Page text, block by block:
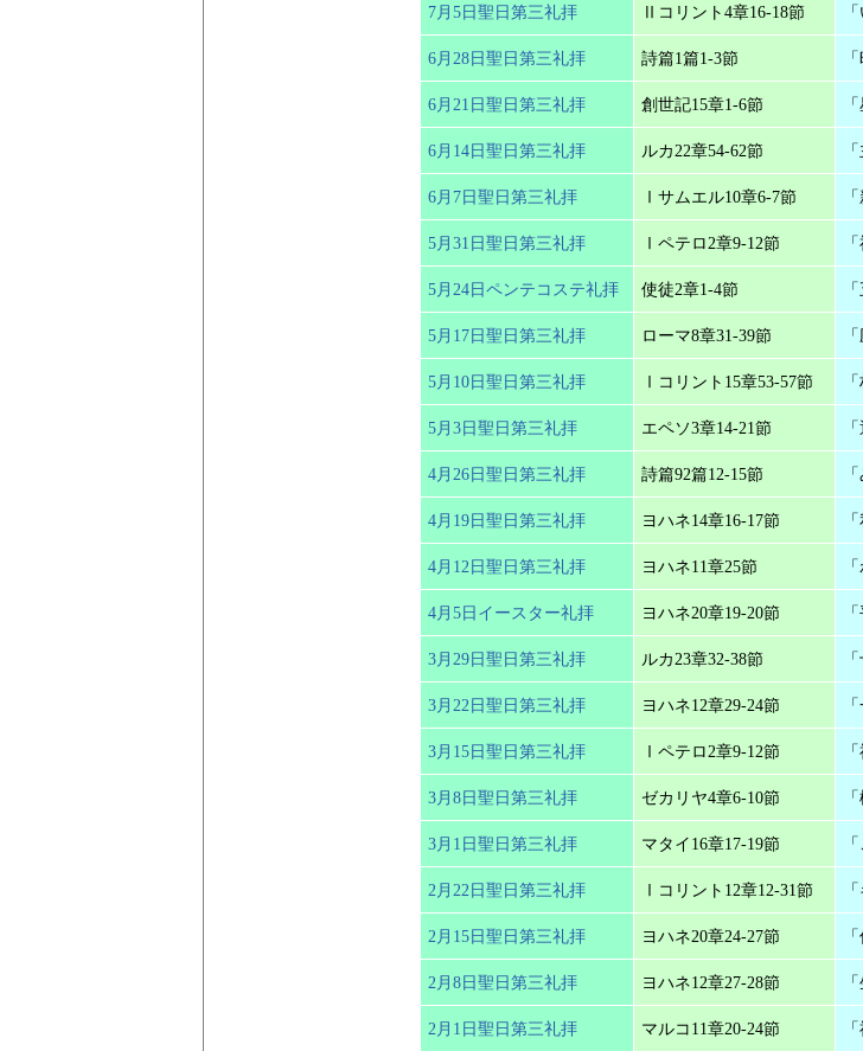
7月5日聖日第三礼拝 Ⅱコリント4章16-18節
6月28日聖日第三礼拝 詩篇1篇1-3節
6月21日聖日第三礼拝 創世記15章1-6節
6月14日聖日第三礼拝 ルカ22章54-62節
6月7日聖日第三礼拝 Ⅰサムエル10章6-7節
5月31日聖日第三礼拝 Ⅰペテロ2章9-12節
5月24日ペンテコステ礼拝 使徒2章1-4節
5月17日聖日第三礼拝 ローマ8章31-39節
5月10日聖日第三礼拝 Ⅰコリント15章53-57節
5月3日聖日第三礼拝 エペソ3章14-21節
4月26日聖日第三礼拝 詩篇92篇12-15節
4月19日聖日第三礼拝 ヨハネ14章16-17節
4月12日聖日第三礼拝 ヨハネ11章25節
4月5日イースター礼拝 ヨハネ20章19-20節
3月29日聖日第三礼拝 ルカ23章32-38節
3月22日聖日第三礼拝 ヨハネ12章29-24節
3月15日聖日第三礼拝 Ⅰペテロ2章9-12節
3月8日聖日第三礼拝 ゼカリヤ4章6-10節
3月1日聖日第三礼拝 マタイ16章17-19節
2月22日聖日第三礼拝 Ⅰコリント12章12-31節
2月15日聖日第三礼拝 ヨハネ20章24-27節
2月8日聖日第三礼拝 ヨハネ12章27-28節
2月1日聖日第三礼拝 マルコ11章20-24節